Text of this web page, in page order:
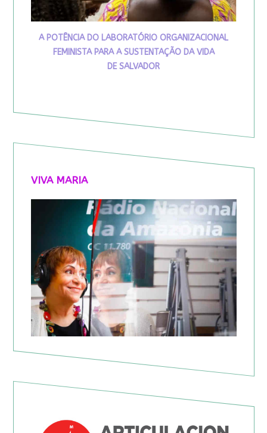
A POTÊNCIA DO LABORATÓRIO ORGANIZACIONAL
FEMINISTA PARA A SUSTENTAÇÃO DA VIDA
DE SALVADOR
VIVA MARIA